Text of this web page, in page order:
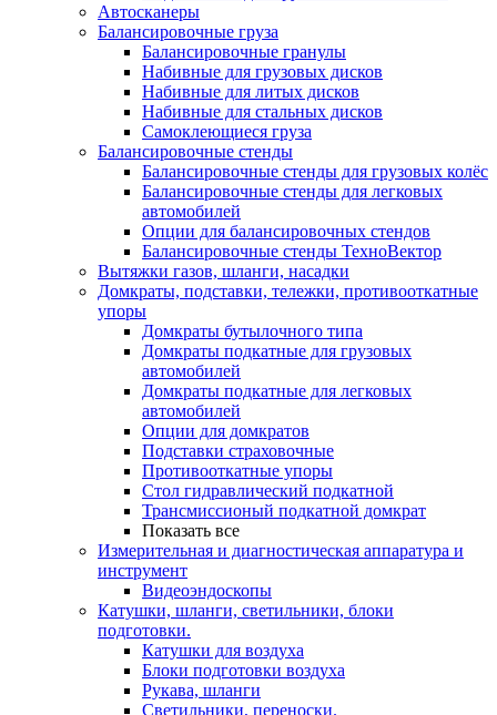
Автосканеры
Балансировочные груза
Балансировочные гранулы
Набивные для грузовых дисков
Набивные для литых дисков
Набивные для стальных дисков
Самоклеющиеся груза
Балансировочные стенды
Балансировочные стенды для грузовых колёс
Балансировочные стенды для легковых
автомобилей
Опции для балансировочных стендов
Балансировочные стенды ТехноВектор
Вытяжки газов, шланги, насадки
Домкраты, подставки, тележки, противооткатные
упоры
Домкраты бутылочного типа
Домкраты подкатные для грузовых
автомобилей
Домкраты подкатные для легковых
автомобилей
Опции для домкратов
Подставки страховочные
Противооткатные упоры
Стол гидравлический подкатной
Трансмиссионый подкатной домкрат
Показать все
Измерительная и диагностическая аппаратура и
инструмент
Видеоэндоскопы
Катушки, шланги, светильники, блоки
подготовки.
Катушки для воздуха
Блоки подготовки воздуха
Рукава, шланги
Светильники, переноски.